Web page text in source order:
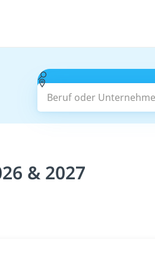
Beruf oder Unternehmen
& 2027